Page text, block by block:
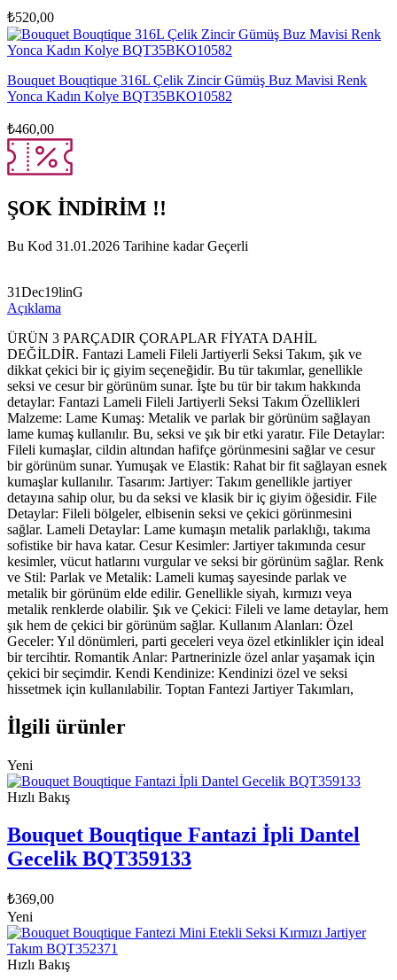
₺520,00
Bouquet Bouqtique 316L Çelik Zincir Gümüş Buz Mavisi Renk
Yonca Kadın Kolye BQT35BKO10582
₺460,00
ŞOK İNDİRİM !!
Bu Kod 31.01.2026 Tarihine kadar Geçerli
31Dec19linG
Açıklama
ÜRÜN 3 PARÇADIR ÇORAPLAR FİYATA DAHİL
DEĞİLDİR. Fantazi Lameli Fileli Jartiyerli Seksi Takım, şık ve
dikkat çekici bir iç giyim seçeneğidir. Bu tür takımlar, genellikle
seksi ve cesur bir görünüm sunar. İşte bu tür bir takım hakkında
detaylar: Fantazi Lameli Fileli Jartiyerli Seksi Takım Özellikleri
Malzeme: Lame Kumaş: Metalik ve parlak bir görünüm sağlayan
lame kumaş kullanılır. Bu, seksi ve şık bir etki yaratır. File Detaylar:
Fileli kumaşlar, cildin altından hafifçe görünmesini sağlar ve cesur
bir görünüm sunar. Yumuşak ve Elastik: Rahat bir fit sağlayan esnek
kumaşlar kullanılır. Tasarım: Jartiyer: Takım genellikle jartiyer
detayına sahip olur, bu da seksi ve klasik bir iç giyim öğesidir. File
Detaylar: Fileli bölgeler, elbisenin seksi ve çekici görünmesini
sağlar. Lameli Detaylar: Lame kumaşın metalik parlaklığı, takıma
sofistike bir hava katar. Cesur Kesimler: Jartiyer takımında cesur
kesimler, vücut hatlarını vurgular ve seksi bir görünüm sağlar. Renk
ve Stil: Parlak ve Metalik: Lameli kumaş sayesinde parlak ve
metalik bir görünüm elde edilir. Genellikle siyah, kırmızı veya
metalik renklerde olabilir. Şık ve Çekici: Fileli ve lame detaylar, hem
şık hem de çekici bir görünüm sağlar. Kullanım Alanları: Özel
Geceler: Yıl dönümleri, parti geceleri veya özel etkinlikler için ideal
bir tercihtir. Romantik Anlar: Partnerinizle özel anlar yaşamak için
çekici bir seçimdir. Kendi Kendinize: Kendinizi özel ve seksi
hissetmek için kullanılabilir. Toptan Fantezi Jartiyer Takımları,
İlgili ürünler
Yeni
Hızlı Bakış
Bouquet Bouqtique Fantazi İpli Dantel
Gecelik BQT359133
₺369,00
Yeni
Hızlı Bakış